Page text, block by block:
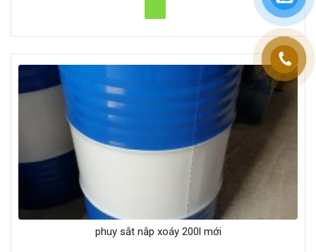
phuy sắt nắp xoáy 200l mới